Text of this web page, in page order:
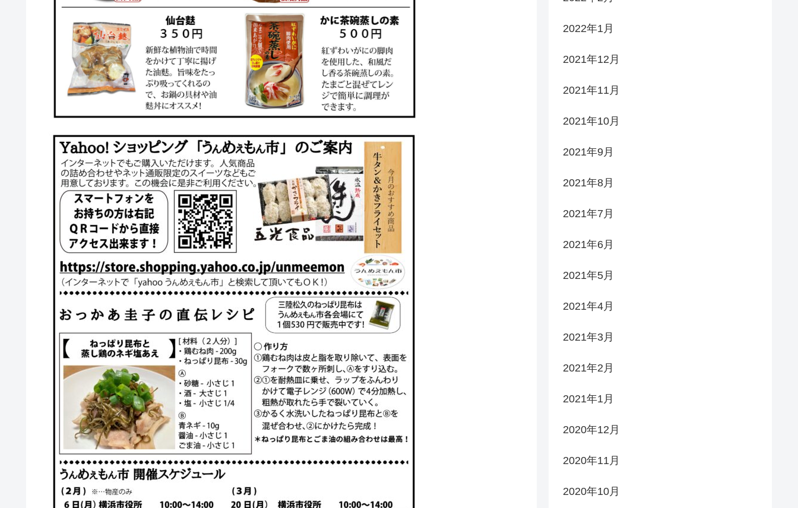
2022年1月
2021年12月
2021年11月
2021年10月
2021年9月
2021年8月
2021年7月
2021年6月
2021年5月
2021年4月
2021年3月
2021年2月
2021年1月
2020年12月
2020年11月
2020年10月